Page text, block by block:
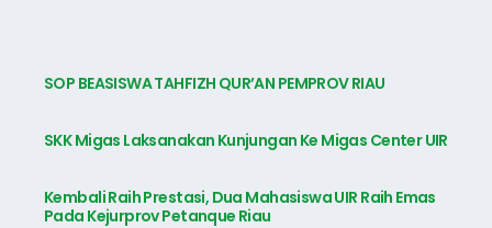
SOP BEASISWA TAHFIZH QUR’AN PEMPROV RIAU
SKK Migas Laksanakan Kunjungan Ke Migas Center UIR
Kembali Raih Prestasi, Dua Mahasiswa UIR Raih Emas
Pada Kejurprov Petanque Riau